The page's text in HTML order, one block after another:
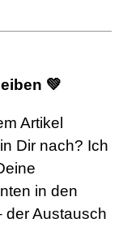
💚
Artikel
Dir nach? Ich
in den
der Austausch